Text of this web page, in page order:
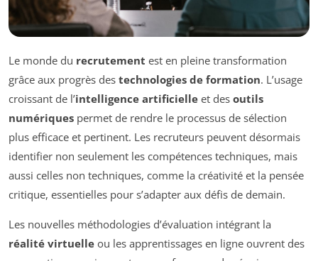
Le monde du recrutement est en pleine transformation
grâce aux progrès des technologies de formation. L’usage
croissant de l’intelligence artificielle et des outils
numériques permet de rendre le processus de sélection
plus efficace et pertinent. Les recruteurs peuvent désormais
identifier non seulement les compétences techniques, mais
aussi celles non techniques, comme la créativité et la pensée
critique, essentielles pour s’adapter aux défis de demain.
Les nouvelles méthodologies d’évaluation intégrant la
réalité virtuelle ou les apprentissages en ligne ouvrent des